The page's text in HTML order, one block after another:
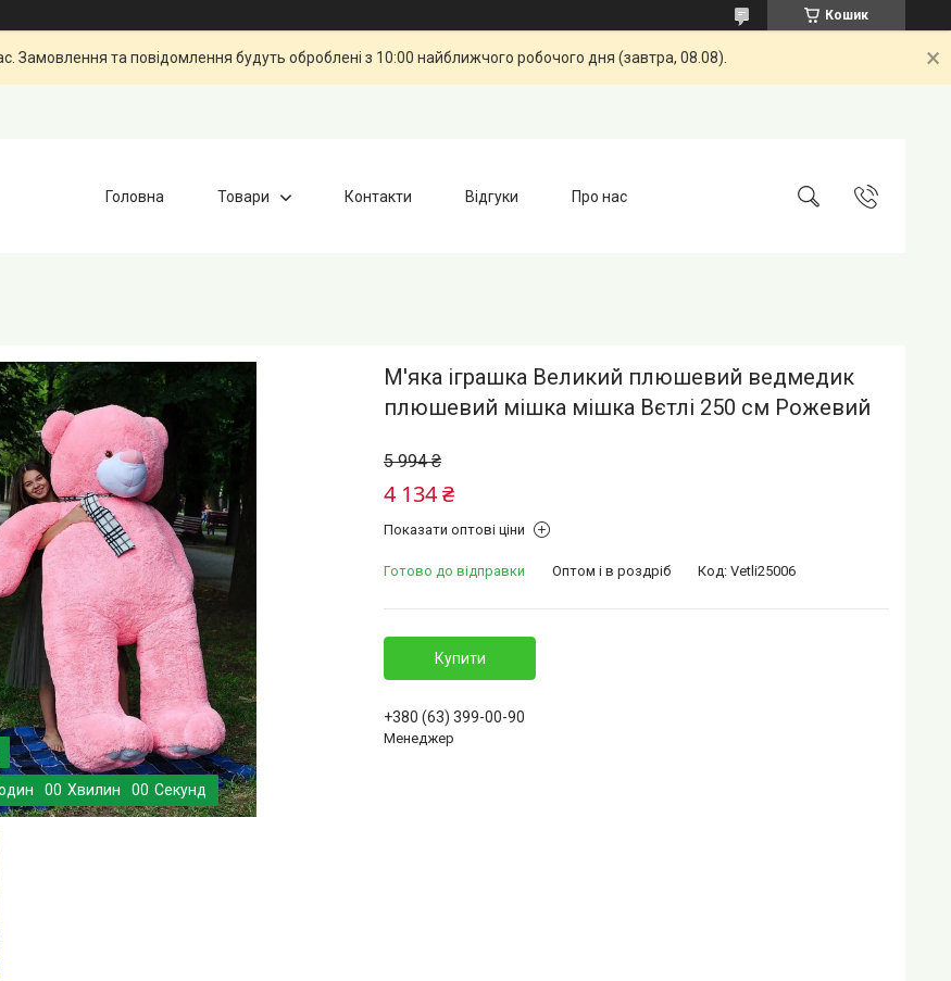
Кошик
Замовлення та повідомлення будуть оброблені з 10:00 найближчого робочого дня (завтра, 08.08).
Головна Товари Контакти Відгуки Про нас
00 Хвилин 00 Секунд
М'яка іграшка Великий плюшевий ведмедик
плюшевий мішка мішка Вєтлі 250 см Рожевий
5 994 ₴
4 134 ₴
Показати оптові ціни
Готово до відправки Оптом і в роздріб Код: Vetli25006
Купити
+380 (63) 399-00-90
Менеджер